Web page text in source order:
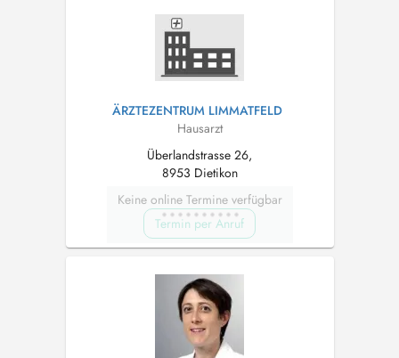
ÄRZTEZENTRUM LIMMATFELD
Hausarzt
Überlandstrasse 26,
8953 Dietikon
Keine online Termine verfügbar
Termin per Anruf